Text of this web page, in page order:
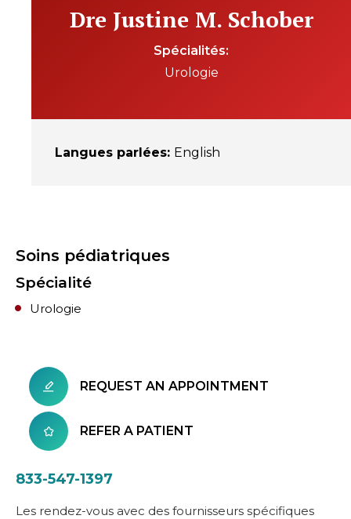
Dre Justine M. Schober
Spécialités
Urologie
Langues parlées: English
Soins pédiatriques
Spécialité
Urologie
REQUEST AN APPOINTMENT
REFER A PATIENT
833-547-1397
Les rendez-vous avec des fournisseurs spécifiques